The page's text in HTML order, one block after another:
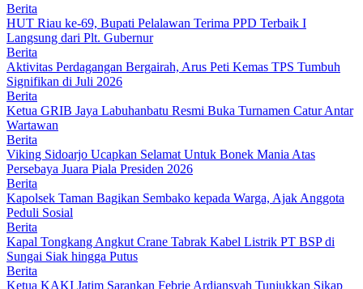
Berita
HUT Riau ke-69, Bupati Pelalawan Terima PPD Terbaik I
Langsung dari Plt. Gubernur
Berita
Aktivitas Perdagangan Bergairah, Arus Peti Kemas TPS Tumbuh
Signifikan di Juli 2026
Berita
Ketua GRIB Jaya Labuhanbatu Resmi Buka Turnamen Catur Antar
Wartawan
Berita
Viking Sidoarjo Ucapkan Selamat Untuk Bonek Mania Atas
Persebaya Juara Piala Presiden 2026
Berita
Kapolsek Taman Bagikan Sembako kepada Warga, Ajak Anggota
Peduli Sosial
Berita
Kapal Tongkang Angkut Crane Tabrak Kabel Listrik PT BSP di
Sungai Siak hingga Putus
Berita
Ketua KAKI Jatim Sarankan Febrie Ardiansyah Tunjukkan Sikap